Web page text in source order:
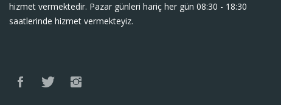
hizmet vermektedir. Pazar günleri hariç her gün 08:30 - 18:30
saatlerinde hizmet vermekteyiz.